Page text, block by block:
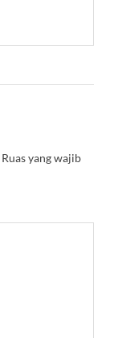
Ruas yang wajib